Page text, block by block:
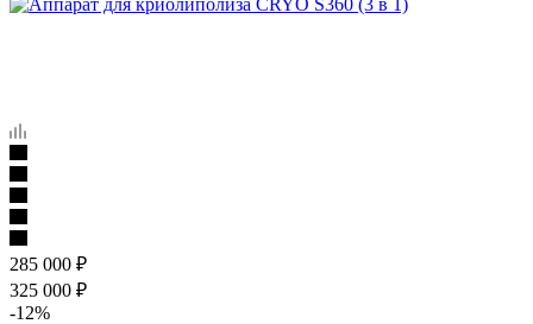
285 000 ₽
325 000 ₽
-12%